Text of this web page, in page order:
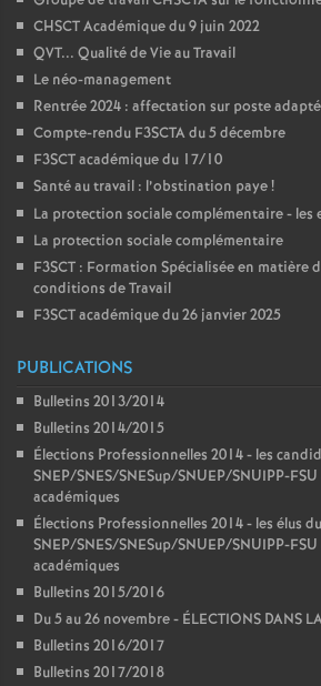
CHSCT Académique du 9 juin 2022
QVT... Qualité de Vie au Travail
Le néo-management
Rentrée 2024 : affectation sur poste adapté
Compte-rendu F3SCTA du 5 décembre
F3SCT académique du 17/10
Santé au travail : l’obstination paye!
La protection sociale complémentaire - les
La protection sociale complémentaire
F3SCT : Formation Spécialisée en matière
conditions de Travail
F3SCT académique du 26 janvier 2025
PUBLICATIONS
Bulletins 2013/2014
Bulletins 2014/2015
Élections Professionnelles 2014 - les
SNEP/SNES/SNESup/SNUEP/SNUIPP-
académiques
Élections Professionnelles 2014 - les élus du
SNEP/SNES/SNESup/SNUEP/SNUIPP-
académiques
Bulletins 2015/2016
Du 5 au 26 novembre - ÉLECTIONS DANS
Bulletins 2016/2017
Bulletins 2017/2018